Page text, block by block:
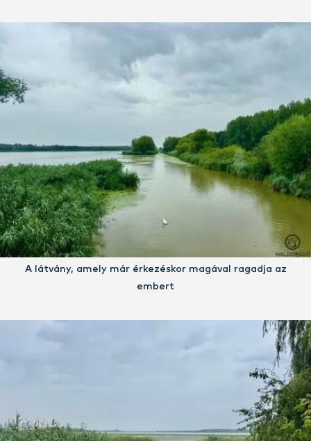
A látvány, amely már érkezéskor magával ragadja az
embert